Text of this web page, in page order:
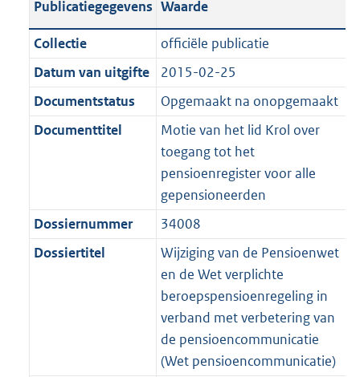
i
e
i
n
f
a
t
3
K
b
t
i
e
i
n
a
a
:
K
b
a
t
i
e
i
m
a
e
2
K
b
c
a
t
i
e
r
m
t
:
2
K
a
n
d
s
g
r
o
o
t
t
:
2
K
b
a
n
d
s
g
r
o
o
t
e
:
2
K
b
Publicatiegegevens Waarde
Collectie
officiële publicatie
Datum van uitgifte
2015-02-25
Documentstatus
Opgemaakt na onopgemaakt
Documenttitel
Motie van het lid Krol over
toegang tot het
pensioenregister voor alle
gepensioneerden
Dossiernummer
34008
Dossiertitel
Wijziging van de Pensioenwet
en de Wet verplichte
beroepspensioenregeling in
verband met verbetering van
de pensioencommunicatie
(Wet pensioencommunicatie)